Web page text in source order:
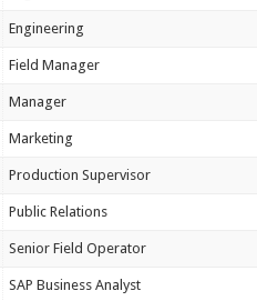
Engineering
Field Manager
Manager
Marketing
Production Supervisor
Public Relations
Senior Field Operator
SAP Business Analyst